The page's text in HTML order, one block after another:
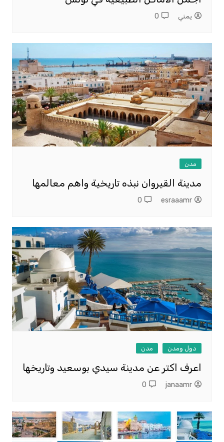
يمني 0
مدن
مدينة القيروان نبذه تاريخية واهم معالمها
esraaamr
0
دول ومدن مدن
اعرف اكتر عن مدينة سيدي بوسعيد وتاريخها
janaamr
0